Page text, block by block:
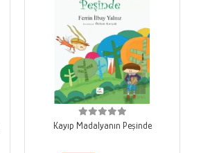
Kayıp Madalyanın Peşinde